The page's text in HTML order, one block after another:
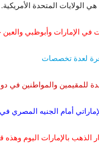
الولايات المتحدة الأمريكية.
في الإمارات وأبوظبي
للمقيمين والمواطنين في
أمام الجنيه المصري
اليوم وهذه قائمة أسعار